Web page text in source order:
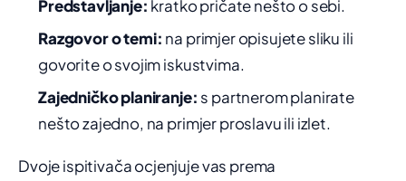
Predstavljanje: kratko pričate nešto o sebi.
Razgovor o temi: na primjer opisujete sliku ili
govorite o svojim iskustvima.
Zajedničko planiranje: s partnerom planirate
nešto zajedno, na primjer proslavu ili izlet.
Dvoje ispitivača ocjenjuje vas prema